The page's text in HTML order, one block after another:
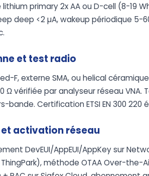
primary 2x AA ou D-cell (8-19
deep <2 µA, wakeup périodique 5-
et test radio
F, externe SMA, ou helical
vérifiée par analyseur réseau VNA.
Certification ETSI EN 300 220
activation réseau
DevEUI/AppEUI/AppKey sur
méthode OTAA Over-the-